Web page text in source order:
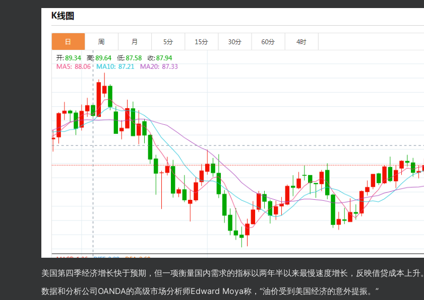
美国第四季经济增长快于预期，但一项衡量国内需求的指标以两年半以来最慢速度增长，反映借贷成本上升。
数据和分析公司OANDA的高级市场分析师Edward Moya称，“油价受到美国经济的意外提振。”